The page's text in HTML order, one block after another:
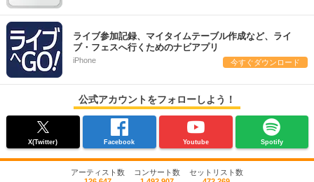
ライブ参加記録、マイタイムテーブル作成など、ライ
ブ・フェスへ行くためのナビアプリ
iPhone 今すぐダウンロード
公式アカウントをフォローしよう！
X(Twitter) Facebook Youtube Spotify
アーティスト数
コンサート数
セットリスト数